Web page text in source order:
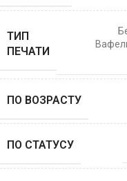
ТИП
ПЕЧАТИ
ПО ВОЗРАСТУ
ПО СТАТУСУ